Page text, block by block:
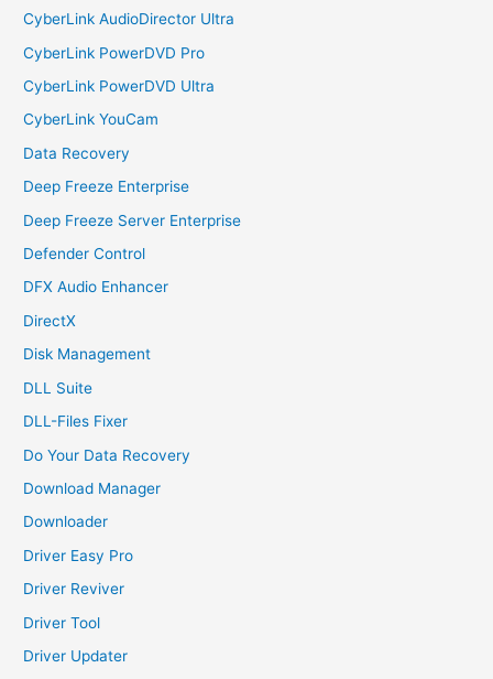
CyberLink AudioDirector Ultra
CyberLink PowerDVD Pro
CyberLink PowerDVD Ultra
CyberLink YouCam
Data Recovery
Deep Freeze Enterprise
Deep Freeze Server Enterprise
Defender Control
DFX Audio Enhancer
DirectX
Disk Management
DLL Suite
DLL-Files Fixer
Do Your Data Recovery
Download Manager
Downloader
Driver Easy Pro
Driver Reviver
Driver Tool
Driver Updater